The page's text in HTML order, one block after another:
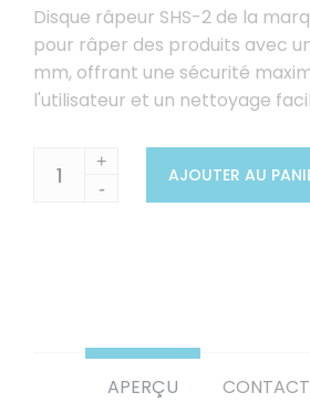
Disque râpeur SHS-2 de la
pour râper des produits avec
mm, offrant une sécurité
l'utilisateur et un nettoyage
+
-
AJOUTER AU
APERÇU